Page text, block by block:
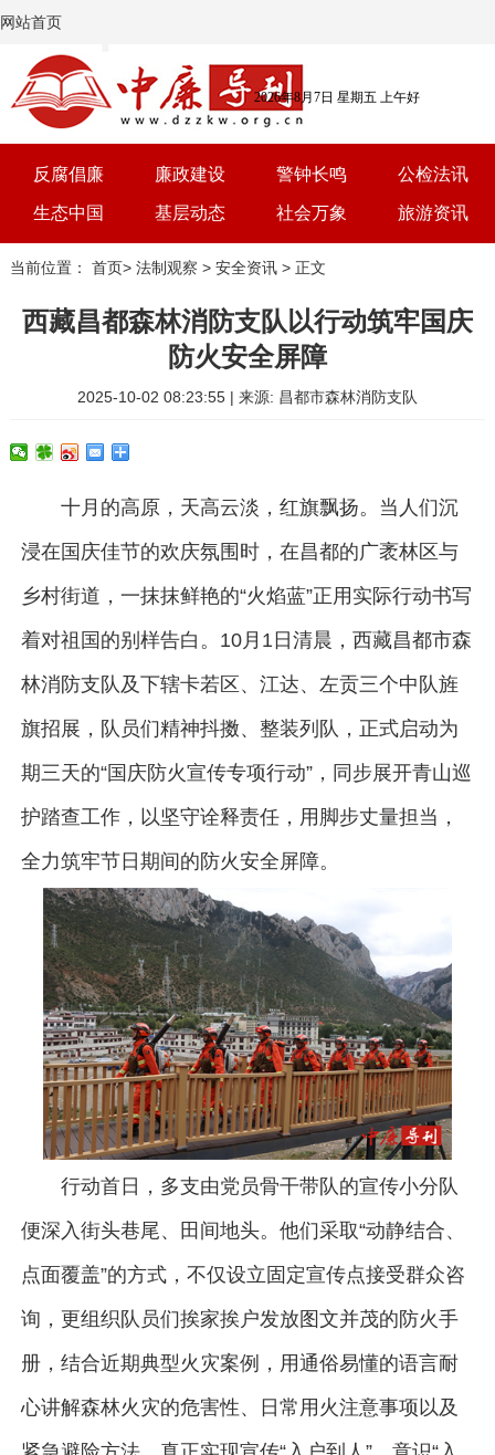
网站首页
2026年8月7日 星期五 上午好
反腐倡廉 廉政建设 警钟长鸣 公检法讯
生态中国 基层动态 社会万象 旅游资讯
党建 文选 三农 艺术
当前位置： 首页> 法制观察 > 安全资讯> 正文
西藏昌都森林消防支队以行动筑牢国庆
防火安全屏障
2025-10-02 08:23:55 | 来源: 昌都市森林消防支队
十月的高原，天高云淡，红旗飘扬。当人们沉
浸在国庆佳节的欢庆氛围时，在昌都的广袤林区与
乡村街道，一抹抹鲜艳的“火焰蓝”正用实际行动书写
着对祖国的别样告白。10月1日清晨，西藏昌都市森
林消防支队及下辖卡若区、江达、左贡三个中队旌
旗招展，队员们精神抖擞、整装列队，正式启动为
期三天的“国庆防火宣传专项行动”，同步展开青山巡
护踏查工作，以坚守诠释责任，用脚步丈量担当，
全力筑牢节日期间的防火安全屏障。
行动首日，多支由党员骨干带队的宣传小分队
便深入街头巷尾、田间地头。他们采取“动静结合、
点面覆盖”的方式，不仅设立固定宣传点接受群众咨
询，更组织队员们挨家挨户发放图文并茂的防火手
册，结合近期典型火灾案例，用通俗易懂的语言耐
心讲解森林火灾的危害性、日常用火注意事项以及